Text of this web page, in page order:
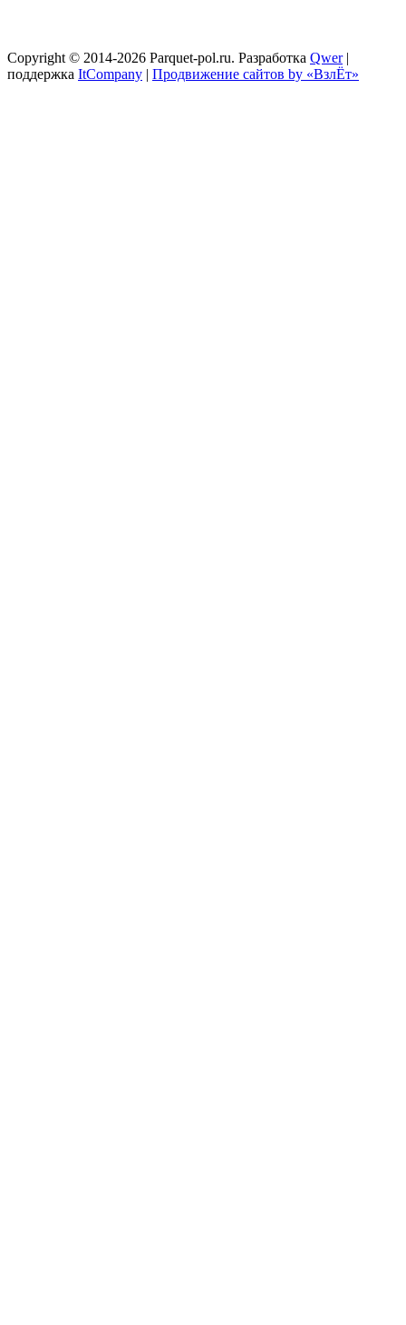
Copyright © 2014-2026 Parquet-pol.ru. Разработка Qwer|
поддержка ItCompany | Продвижение сайтов by «ВзлЁт»